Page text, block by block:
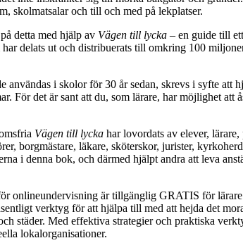
skolmatsalar och till och med på lekplatser.
detta med hjälp av Vägen till lycka – en guide till
har delats ut och distribuerats till omkring 100
användas i skolor för 30 år sedan, skrevs i syfte att
För det är sant att du, som lärare, har möjlighet att
Vägen till lycka har lovordats av elever, lärare,
borgmästare, läkare, sköterskor, jurister,
i denna bok, och därmed hjälpt andra att leva
onlineundervisning är tillgänglig GRATIS för
verktyg för att hjälpa till med att hejda det
städer. Med effektiva strategier och praktiska
lokalorganisationer.